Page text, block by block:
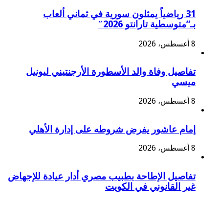
31 رياضياً يمثلون سورية في ثماني ألعاب
بـ”متوسطية تارانتو 2026″
8 أغسطس، 2026
تفاصيل وفاة والد الأسطورة الأرجنتيني ليونيل
ميسي
8 أغسطس، 2026
إمام عاشور يفرض شروطه على إدارة الأهلي
8 أغسطس، 2026
تفاصيل الإطاحة بطبيب مصري أدار عيادة للإجهاض
غير القانوني في الكويت